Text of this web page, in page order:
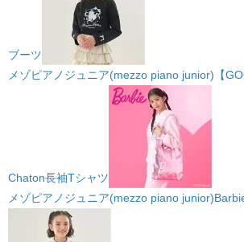
ブーツ
メゾピアノジュニア(mezzo piano junior)【
Chaton長袖Tシャツ
メゾピアノジュニア(mezzo piano